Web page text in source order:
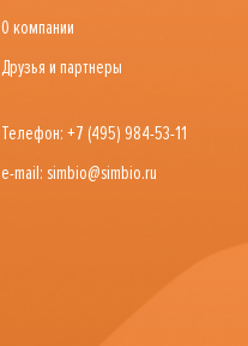
О компании
Друзья и партнеры
Телефон: +7 (495) 984-53-11
e-mail: simbio@simbio.ru